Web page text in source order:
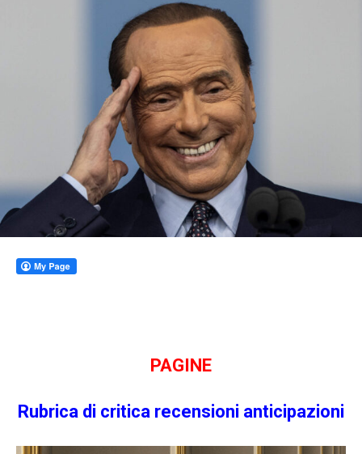
PAGINE
Rubrica di critica recensioni anticipazioni